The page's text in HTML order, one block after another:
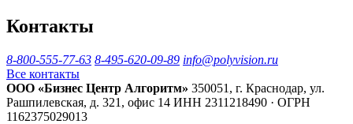
Контакты
8-800-555-77-63 8-495-620-09-89 info@polyvision.ru
Все контакты
ООО «Бизнес Центр Алгоритм» 350051, г. Краснодар, ул.
Рашпилевская, д. 321, офис 14 ИНН 2311218490 · ОГРН
1162375029013